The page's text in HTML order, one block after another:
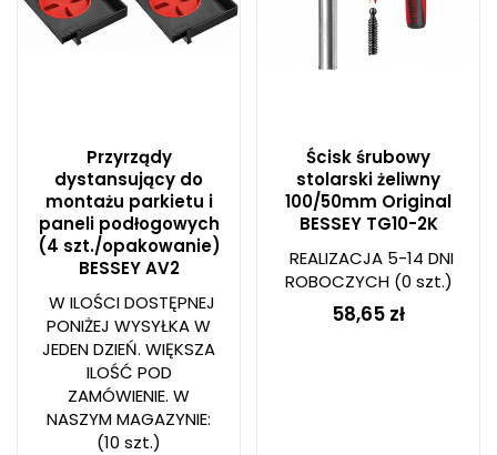
Przyrządy
dystansujący do
montażu parkietu i
paneli podłogowych
(4 szt./opakowanie)
BESSEY AV2
W ILOŚCI DOSTĘPNEJ
PONIŻEJ WYSYŁKA W
JEDEN DZIEŃ. WIĘKSZA
ILOŚĆ POD
ZAMÓWIENIE. W
NASZYM MAGAZYNIE:
(10 szt.)
Ścisk śrubowy
stolarski żeliwny
100/50mm Original
BESSEY TG10-2K
REALIZACJA 5-14 DNI
ROBOCZYCH(0 szt.)
58,65 zł